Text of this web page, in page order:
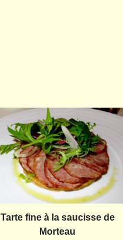
Tarte fine à la saucisse de
Morteau